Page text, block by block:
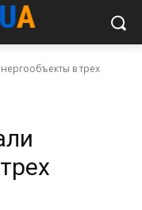
в трех